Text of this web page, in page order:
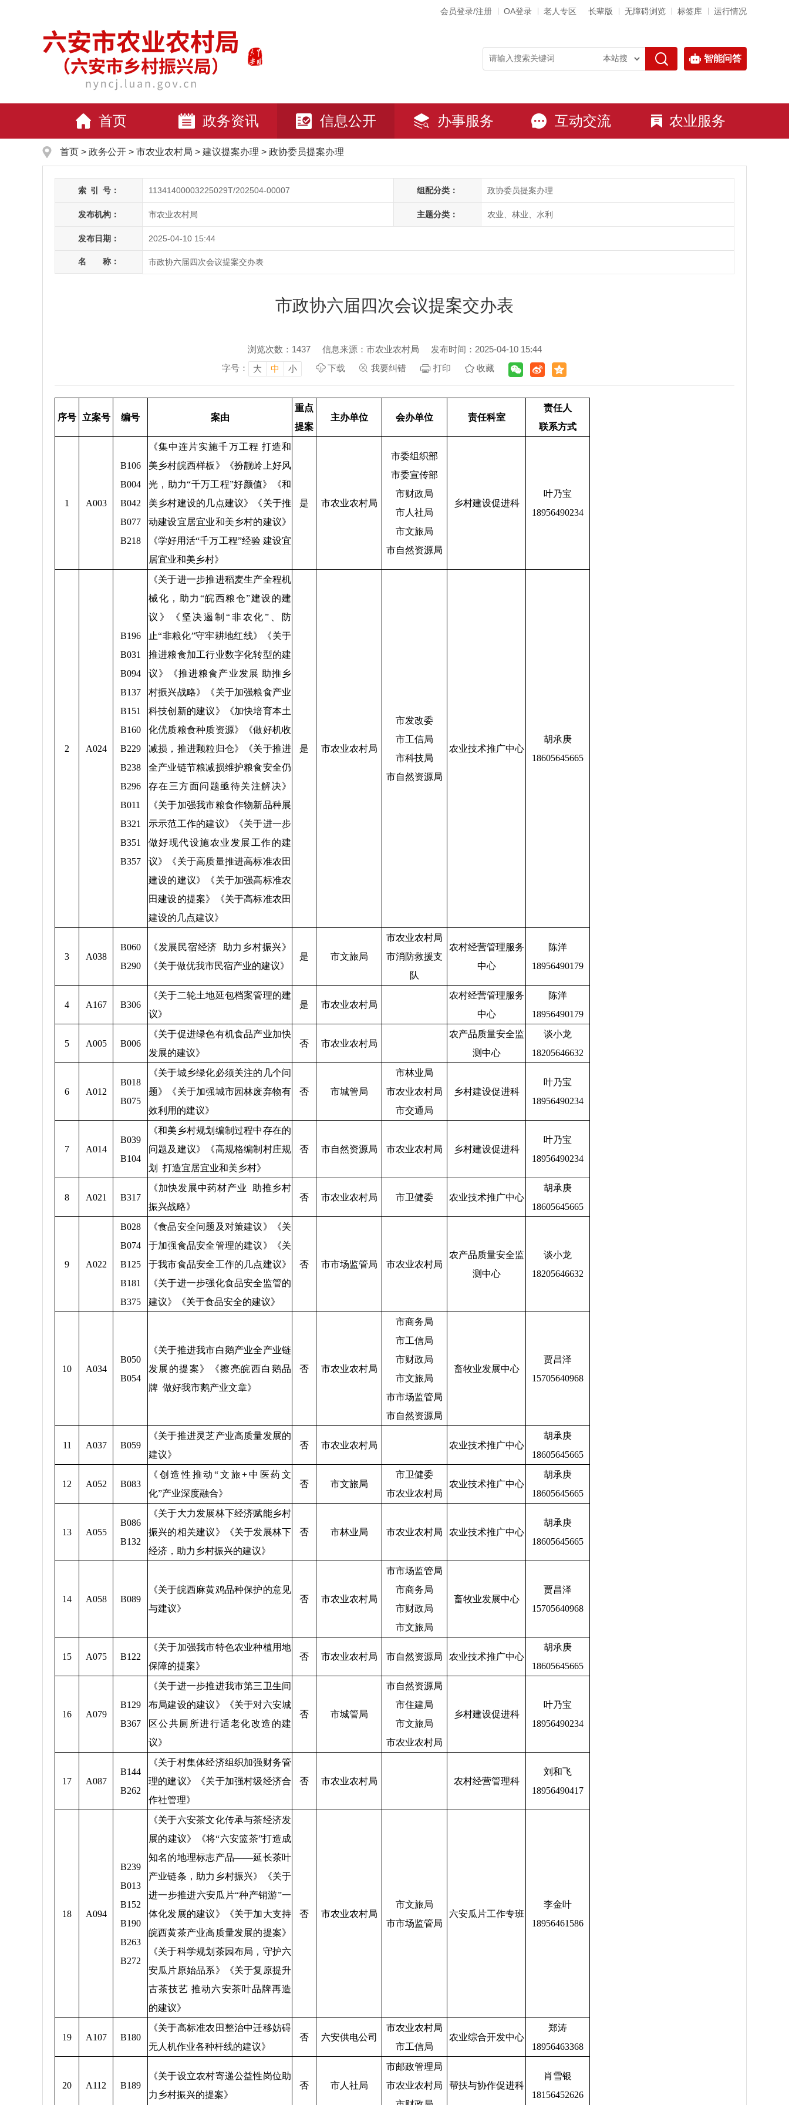
会员登录/注册 OA登录 老人专区 长辈版 无障碍浏览 标签库 运行情况
智能问答
首页 政务资讯 信息公开 办事服务 互动交流 农业服务
首页 > 政务公开 > 市农业农村局 > 建议提案办理 > 政协委员提案办理
索 引 号： 11341400003225029T/202504-00007 组配分类： 政协委员提案办理
发布机构： 市农业农村局 主题分类： 农业、林业、水利
发布日期： 2025-04-10 15:44
名 称： 市政协六届四次会议提案交办表
市政协六届四次会议提案交办表
浏览次数： 1437 信息来源：市农业农村局
发布时间：2025-04-10 15:44
字号：
大 中 小 下载 我要纠错 打印 收藏
序号 立案号 编号 案由
重点
提案
主办单位 会办单位 责任科室
责任人
联系方式
1 A003
B106
B004
B042
B077
B218
《集中连片实施千万工程 打造和
美乡村皖西样板》《扮靓岭上好风
光，助力“千万工程”好颜值》《和
美乡村建设的几点建议》《关于推
动建设宜居宜业和美乡村的建议》
《学好用活“千万工程”经验 建设宜
居宜业和美乡村》
是 市农业农村局
市委组织部
市委宣传部
市财政局
市人社局
市文旅局
市自然资源局
乡村建设促进科
叶乃宝
18956490234
2 A024
B196
B031
B094
B137
B151
B160
B229
B238
B296
B011
B321
B351
B357
《关于进一步推进稻麦生产全程机
械化，助力“皖西粮仓”建设的建
议》《坚决遏制“非农化”、防
止“非粮化”守牢耕地红线》《关于
推进粮食加工行业数字化转型的建
议》《推进粮食产业发展 助推乡
村振兴战略》《关于加强粮食产业
科技创新的建议》《加快培育本土
化优质粮食种质资源》《做好机收
减损，推进颗粒归仓》《关于推进
全产业链节粮减损维护粮食安全仍
存在三方面问题亟待关注解决》
《关于加强我市粮食作物新品种展
示示范工作的建议》《关于进一步
做好现代设施农业发展工作的建
议》《关于高质量推进高标准农田
建设的建议》《关于加强高标准农
田建设的提案》《关于高标准农田
建设的几点建议》
是 市农业农村局
市发改委
市工信局
市科技局
市自然资源局
农业技术推广中心
胡承庚
18605645665
3 A038
B060
B290
《发展民宿经济 助力乡村振兴》
《关于做优我市民宿产业的建议》
是 市文旅局
市农业农村局
市消防救援支
队
农村经营管理服务
中心
陈洋
18956490179
4 A167 B306
《关于二轮土地延包档案管理的建
议》
是 市农业农村局
农村经营管理服务
中心
陈洋
18956490179
5 A005 B006
《关于促进绿色有机食品产业加快
发展的建议》
否 市农业农村局
农产品质量安全监
测中心
谈小龙
18205646632
6 A012
B018
B075
《关于城乡绿化必须关注的几个问
题》《关于加强城市园林废弃物有
效利用的建议》
否 市城管局
市林业局
市农业农村局
市交通局
乡村建设促进科
叶乃宝
18956490234
7 A014
B039
B104
《和美乡村规划编制过程中存在的
问题及建议》《高规格编制村庄规
划 打造宜居宜业和美乡村》
否 市自然资源局 市农业农村局 乡村建设促进科
叶乃宝
18956490234
8 A021 B317
《加快发展中药材产业 助推乡村
振兴战略》
否 市农业农村局 市卫健委 农业技术推广中心
胡承庚
18605645665
9 A022
B028
B074
B125
B181
B375
《食品安全问题及对策建议》《关
于加强食品安全管理的建议》《关
于我市食品安全工作的几点建议》
《关于进一步强化食品安全监管的
建议》《关于食品安全的建议》
否 市市场监管局 市农业农村局
农产品质量安全监
测中心
谈小龙
18205646632
10 A034
B050
B054
《关于推进我市白鹅产业全产业链
发展的提案》《擦亮皖西白鹅品
牌 做好我市鹅产业文章》
否 市农业农村局
市商务局
市工信局
市财政局
市文旅局
市市场监管局
市自然资源局
畜牧业发展中心
贾昌泽
15705640968
11 A037 B059
《关于推进灵芝产业高质量发展的
建议》
否 市农业农村局 农业技术推广中心
胡承庚
18605645665
12 A052 B083
《创造性推动“文旅+中医药文
化”产业深度融合》
否 市文旅局
市卫健委
市农业农村局
农业技术推广中心
胡承庚
18605645665
13 A055
B086
B132
《关于大力发展林下经济赋能乡村
振兴的相关建议》《关于发展林下
经济，助力乡村振兴的建议》
否 市林业局 市农业农村局 农业技术推广中心
胡承庚
18605645665
14 A058 B089
《关于皖西麻黄鸡品种保护的意见
与建议》
否 市农业农村局
市市场监管局
市商务局
市财政局
市文旅局
畜牧业发展中心
贾昌泽
15705640968
15 A075 B122
《关于加强我市特色农业种植用地
保障的提案》
否 市农业农村局 市自然资源局 农业技术推广中心
胡承庚
18605645665
16 A079
B129
B367
《关于进一步推进我市第三卫生间
布局建设的建议》《关于对六安城
区公共厕所进行适老化改造的建
议》
否 市城管局
市自然资源局
市住建局
市文旅局
市农业农村局
乡村建设促进科
叶乃宝
18956490234
17 A087
B144
B262
《关于村集体经济组织加强财务管
理的建议》《关于加强村级经济合
作社管理》
否 市农业农村局 农村经营管理科
刘和飞
18956490417
18 A094
B239
B013
B152
B190
B263
B272
《关于六安茶文化传承与茶经济发
展的建议》《将“六安篮茶”打造成
知名的地理标志产品——延长茶叶
产业链条，助力乡村振兴》《关于
进一步推进六安瓜片“种产销游”一
体化发展的建议》《关于加大支持
皖西黄茶产业高质量发展的提案》
《关于科学规划茶园布局，守护六
安瓜片原始品系》《关于复原提升
古茶技艺 推动六安茶叶品牌再造
的建议》
否 市农业农村局
市文旅局
市市场监管局
六安瓜片工作专班
李金叶
18956461586
19 A107 B180
《关于高标准农田整治中迁移妨碍
无人机作业各种杆线的建议》
否 六安供电公司
市农业农村局
市工信局
农业综合开发中心
郑涛
18956463368
20 A112 B189
《关于设立农村寄递公益性岗位助
力乡村振兴的提案》
否 市人社局
市邮政管理局
市农业农村局
帮扶与协作促进科
肖雪银
18156452626